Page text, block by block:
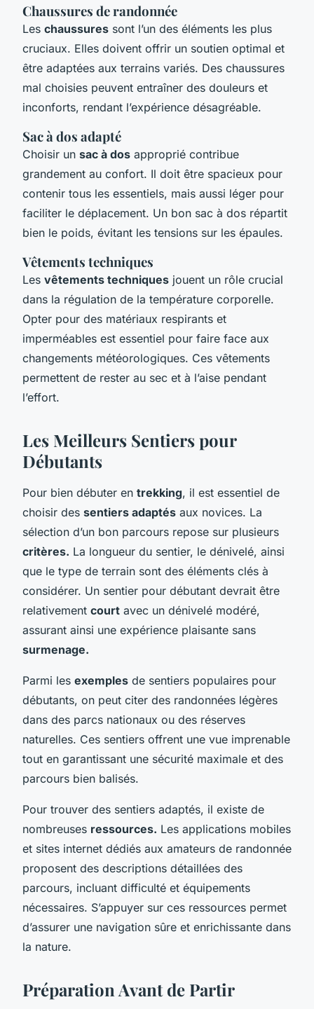
Chaussures de randonnée
Les chaussures sont l’un des éléments les plus
cruciaux. Elles doivent offrir un soutien optimal et
être adaptées aux terrains variés. Des chaussures
mal choisies peuvent entraîner des douleurs et
inconforts, rendant l’expérience désagréable.
Sac à dos adapté
Choisir un sac à dos approprié contribue
grandement au confort. Il doit être spacieux pour
contenir tous les essentiels, mais aussi léger pour
faciliter le déplacement. Un bon sac à dos répartit
bien le poids, évitant les tensions sur les épaules.
Vêtements techniques
Les vêtements techniques jouent un rôle crucial
dans la régulation de la température corporelle.
Opter pour des matériaux respirants et
imperméables est essentiel pour faire face aux
changements météorologiques. Ces vêtements
permettent de rester au sec et à l’aise pendant
l’effort.
Les Meilleurs Sentiers pour
Débutants
Pour bien débuter en trekking, il est essentiel de
choisir des sentiers adaptés aux novices. La
sélection d’un bon parcours repose sur plusieurs
critères. La longueur du sentier, le dénivelé, ainsi
que le type de terrain sont des éléments clés à
considérer. Un sentier pour débutant devrait être
relativement court avec un dénivelé modéré,
assurant ainsi une expérience plaisante sans
surmenage.
Parmi les exemples de sentiers populaires pour
débutants, on peut citer des randonnées légères
dans des parcs nationaux ou des réserves
naturelles. Ces sentiers offrent une vue imprenable
tout en garantissant une sécurité maximale et des
parcours bien balisés.
Pour trouver des sentiers adaptés, il existe de
nombreuses ressources. Les applications mobiles
et sites internet dédiés aux amateurs de randonnée
proposent des descriptions détaillées des
parcours, incluant difficulté et équipements
nécessaires. S’appuyer sur ces ressources permet
d’assurer une navigation sûre et enrichissante dans
la nature.
Préparation Avant de Partir